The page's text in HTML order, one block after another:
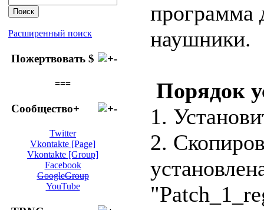
Расширенный поиск
Пожертвовать $
===
Сообщество+
Twitter
Vkontakte [Page]
Vkontakte [Group]
Facebook
GoogleGroup
YouTube
программа
наушники.
Порядок
1.
2.